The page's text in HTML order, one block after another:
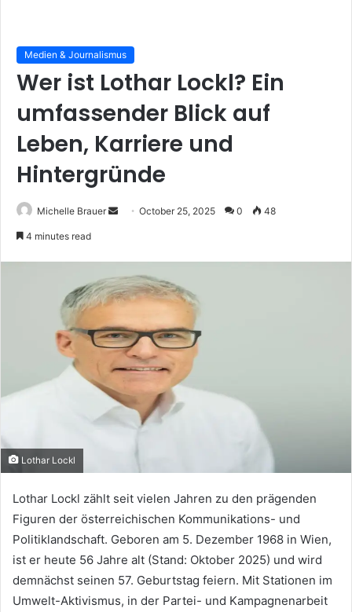
Medien & Journalismus
Wer ist Lothar Lockl? Ein
umfassender Blick auf
Leben, Karriere und
Hintergründe
Michelle Brauer
SendOctober 25, 2025 0 48
4 minutes read
Lothar Lockl
Lothar Lockl zählt seit vielen Jahren zu den prägenden
Figuren der österreichischen Kommunikations- und
Politiklandschaft. Geboren am 5. Dezember 1968 in Wien,
ist er heute 56 Jahre alt (Stand: Oktober 2025) und wird
demnächst seinen 57. Geburtstag feiern. Mit Stationen im
Umwelt-Aktivismus, in der Partei- und Kampagnenarbeit